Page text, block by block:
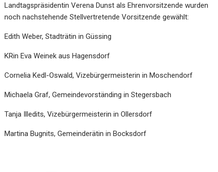
Landtagspräsidentin Verena Dunst als Ehrenvorsitzende wurden
noch nachstehende Stellvertretende Vorsitzende gewählt:
Edith Weber, Stadträtin in Güssing
KRin Eva Weinek aus Hagensdorf
Cornelia Kedl-Oswald, Vizebürgermeisterin in Moschendorf
Michaela Graf, Gemeindevorständing in Stegersbach
Tanja Illedits, Vizebürgermeisterin in Ollersdorf
Martina Bugnits, Gemeinderätin in Bocksdorf